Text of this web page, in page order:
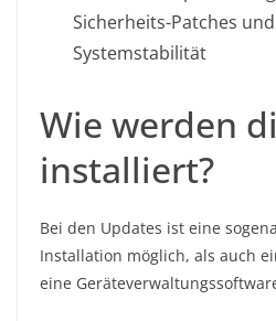
Sicherheits-Patches
Systemstabilität
Wie werden
installiert?
Bei den Updates ist eine
Installation möglich, als auch
eine